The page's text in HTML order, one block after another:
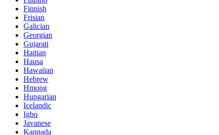
Finnish
Frisian
Galician
Georgian
Gujarati
Haitian
Hausa
Hawaiian
Hebrew
Hmong
Hungarian
Icelandic
Igbo
Javanese
Kannada